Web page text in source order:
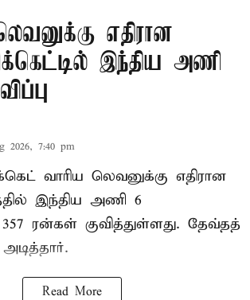
எதிரான
இந்திய அணி
2026, 7:40 pm
வாரிய லெவனுக்கு எதிரான
இந்திய அணி 6
357 ரன்கள் குவித்துள்ளது. தேவ்தத்
Read More